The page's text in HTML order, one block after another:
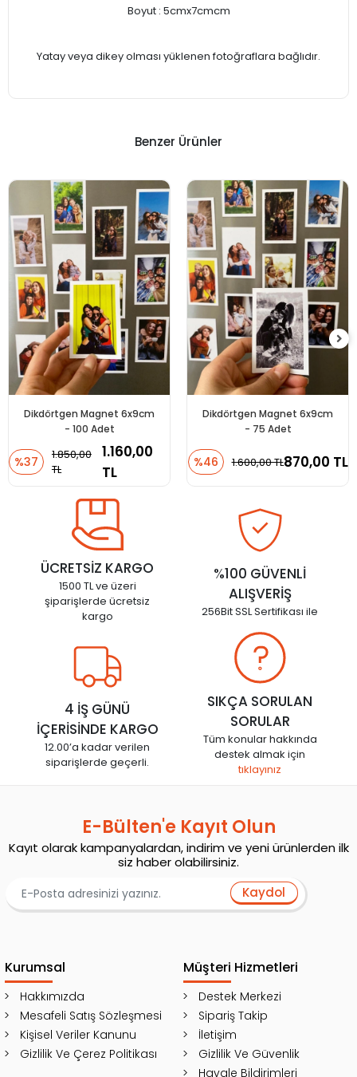
Boyut : 5cmx7cmcm
Yatay veya dikey olması yüklenen fotoğraflara bağlıdır.
Benzer Ürünler
Dikdörtgen Magnet 6x9cm
- 100 Adet
%37
1.850,00
TL
1.160,00
TL
Dikdörtgen Magnet 6x9cm
- 75 Adet
%46 1.600,00 TL870,00 TL
ÜCRETSİZ KARGO
1500 TL ve üzeri
şiparişlerde ücretsiz
kargo
%100 GÜVENLİ
ALIŞVERİŞ
256Bit SSL Sertifikası ile
4 İŞ GÜNÜ
İÇERİSİNDE KARGO
12.00’a kadar verilen
siparişlerde geçerli.
SIKÇA SORULAN
SORULAR
Tüm konular hakkında
destek almak için
tıklayınız
E-Bülten'e Kayıt Olun
Kayıt olarak kampanyalardan, indirim ve yeni ürünlerden ilk
siz haber olabilirsiniz.
Kaydol
Kurumsal
Hakkımızda
Mesafeli Satış Sözleşmesi
Kişisel Veriler Kanunu
Gizlilik Ve Çerez Politikası
Müşteri Hizmetleri
Destek Merkezi
Sipariş Takip
İletişim
Gizlilik Ve Güvenlik
Havale Bildirimleri